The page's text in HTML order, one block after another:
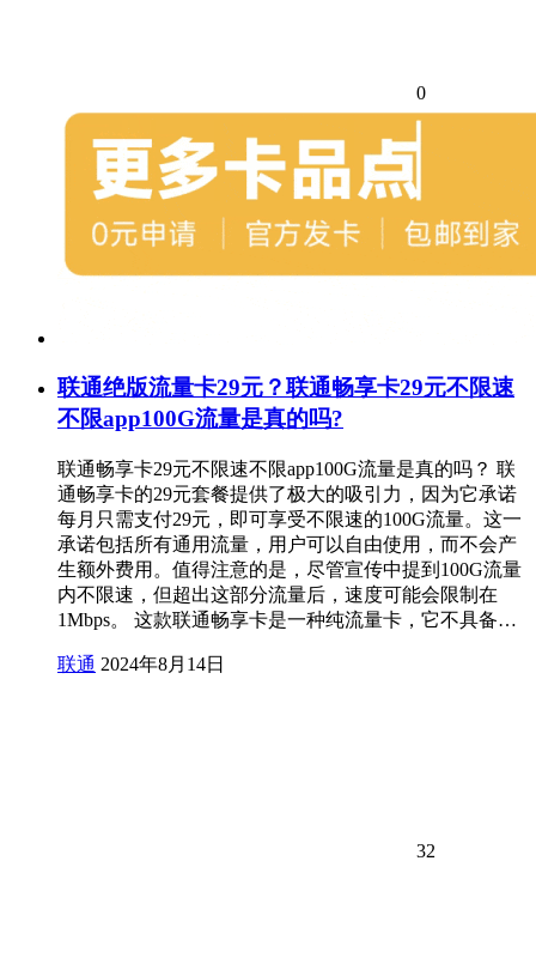
0
联通绝版流量卡29元？联通畅享卡29元不限速
不限app100G流量是真的吗?
联通畅享卡29元不限速不限app100G流量是真的吗？ 联
通畅享卡的29元套餐提供了极大的吸引力，因为它承诺
每月只需支付29元，即可享受不限速的100G流量。这一
承诺包括所有通用流量，用户可以自由使用，而不会产
生额外费用。值得注意的是，尽管宣传中提到100G流量
内不限速，但超出这部分流量后，速度可能会限制在
1Mbps。 这款联通畅享卡是一种纯流量卡，它不具备…
联通 2024年8月14日
32